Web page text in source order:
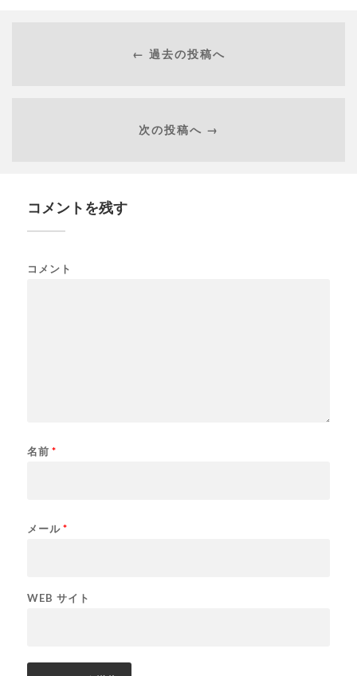
← 過去の投稿へ
次の投稿へ →
コメントを残す
コメント
名前 *
メール *
WEB サイト